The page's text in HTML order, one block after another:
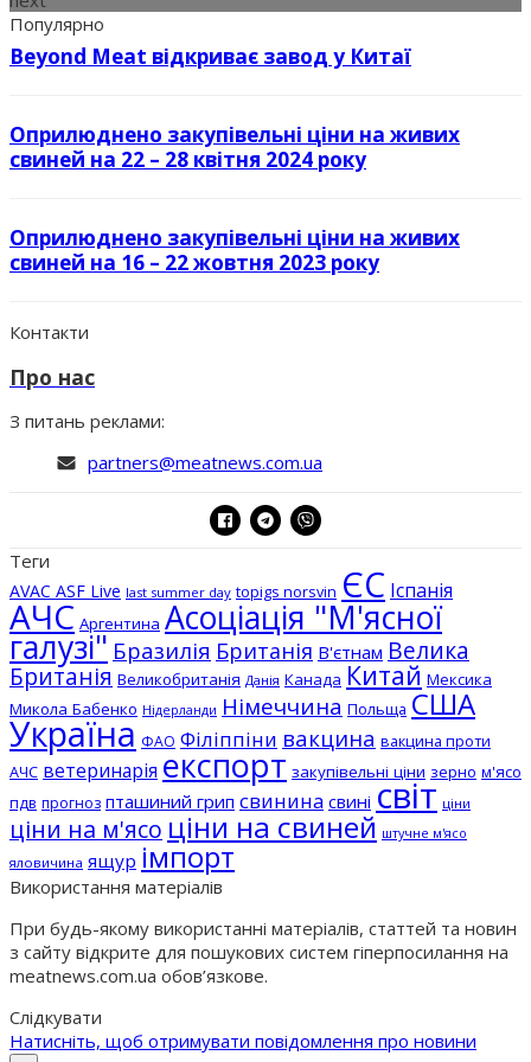
Популярно
Beyond Meat відкриває завод у Китаї
Оприлюднено закупівельні ціни на живих
свиней на 22 – 28 квітня 2024 року
Оприлюднено закупівельні ціни на живих
свиней на 16 – 22 жовтня 2023 року
Контакти
Про нас
З питань реклами:
partners@meatnews.com.ua
Теги
AVAC ASF Live last summer day topigs norsvin ЄС Іспанія
АЧС Аргентина Асоціація "М'ясної
галузі" Бразилія Британія В'єтнам Велика
Британія Великобританія Данія Канада Китай Мексика
Микола Бабенко Нідерланди Німеччина Польща США
Україна ФАО Філіппіни вакцина вакцина проти
АЧС ветеринарія експорт закупівельні ціни зерно м'ясо
пдв прогноз пташиний грип свинина свині світ ціни
ціни на м'ясо ціни на свиней штучне м'ясо
яловичина ящур імпорт
Використання матеріалів
При будь-якому використанні матеріалів, статтей та новин
з сайту відкрите для пошукових систем гіперпосилання на
meatnews.com.ua обов’язкове.
Слідкувати
Натисніть, щоб отримувати повідомлення про новини